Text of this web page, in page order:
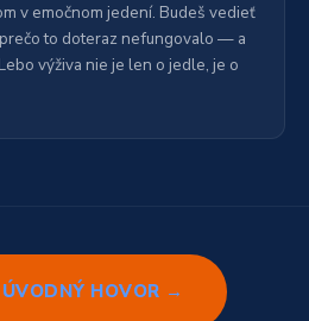
v emočnom jedení. Budeš vedieť
to doteraz nefungovalo — a
výživa nie je len o jedle, je o
HOVOR →